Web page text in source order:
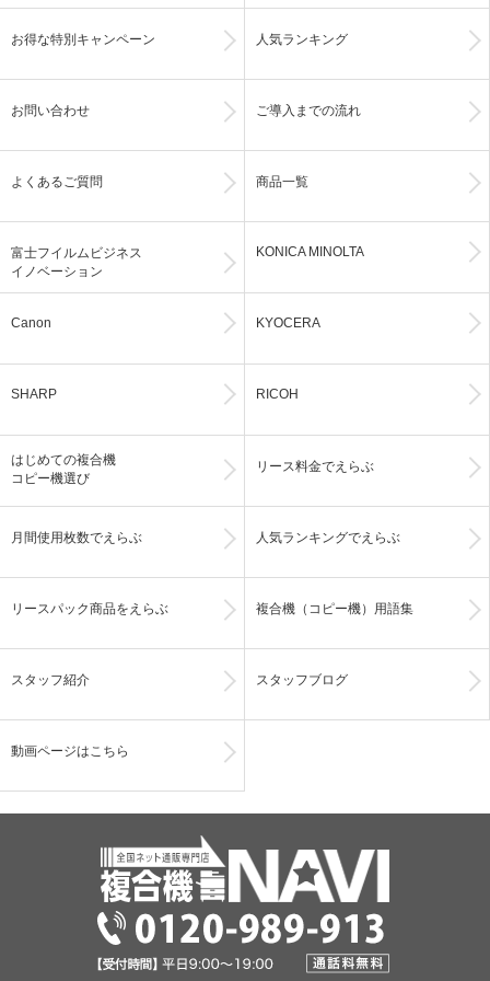
お得な特別キャンペーン 人気ランキング
お問い合わせ ご導入までの流れ
よくあるご質問 商品一覧
富士フイルムビジネス
イノベーション
KONICA MINOLTA
Canon KYOCERA
SHARP RICOH
はじめての複合機
コピー機選び
リース料金でえらぶ
月間使用枚数でえらぶ 人気ランキングでえらぶ
リースパック商品をえらぶ 複合機（コピー機）用語集
スタッフ紹介 スタッフブログ
動画ページはこちら